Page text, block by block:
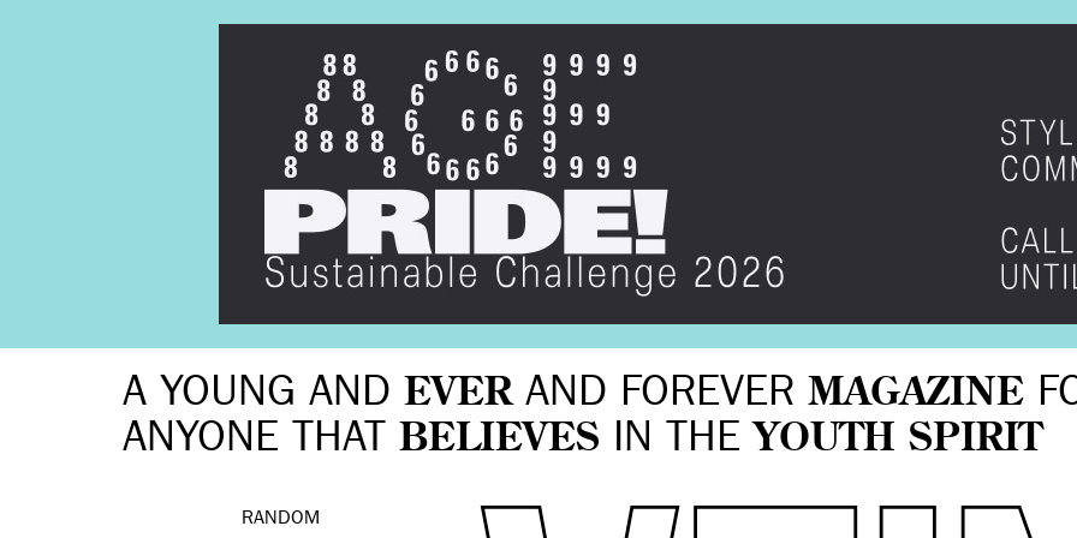
A YOUNG AND EVERAND FOREVER MAGAZINE
ANYONE THAT BELIEVES IN THE YOUTH SPIRIT
RANDOM